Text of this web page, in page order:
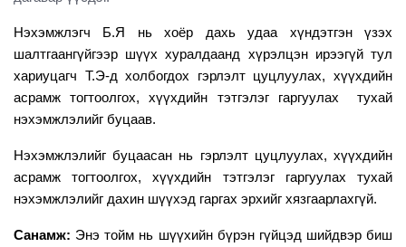
Нэхэмжлэгч Б.Я нь хоёр дахь удаа хүндэтгэн үзэх
шалтгаангүйгээр шүүх хуралдаанд хүрэлцэн ирээгүй тул
хариуцагч Т.Э-д холбогдох гэрлэлт цуцлуулах, хүүхдийн
асрамж тогтоолгох, хүүхдийн тэтгэлэг гаргуулах тухай
нэхэмжлэлийг буцаав.
Нэхэмжлэлийг буцаасан нь гэрлэлт цуцлуулах, хүүхдийн
асрамж тогтоолгох, хүүхдийн тэтгэлэг гаргуулах тухай
нэхэмжлэлийг дахин шүүхэд гаргах эрхийг хязгаарлахгүй.
Санамж: Энэ тойм нь шүүхийн бүрэн гүйцэд шийдвэр биш